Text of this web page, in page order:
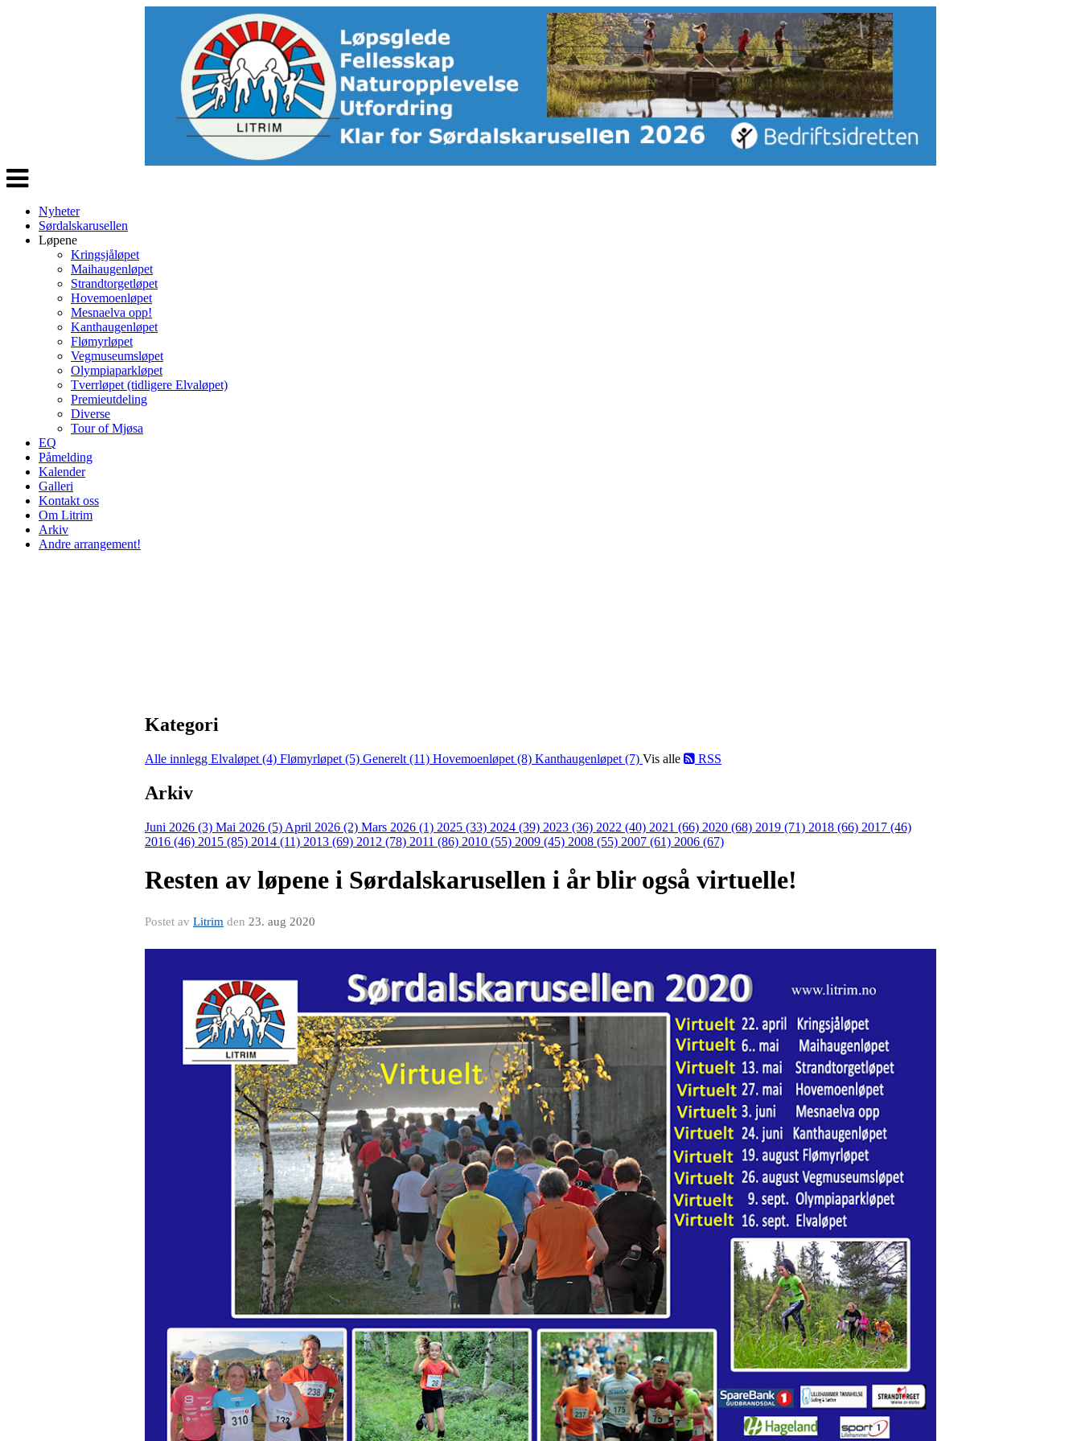
Veksle
navigasjon
Nyheter
Sørdalskarusellen
Løpene
Kringsjåløpet
Maihaugenløpet
Strandtorgetløpet
Hovemoenløpet
Mesnaelva opp!
Kanthaugenløpet
Flømyrløpet
Vegmuseumsløpet
Olympiaparkløpet
Tverrløpet (tidligere Elvaløpet)
Premieutdeling
Diverse
Tour of Mjøsa
EQ
Påmelding
Kalender
Galleri
Kontakt oss
Om Litrim
Arkiv
Andre arrangement!
Kategori
Alle innlegg Elvaløpet (4) Flømyrløpet (5) Generelt (11) Hovemoenløpet (8) Kanthaugenløpet (7) Vis alle RSS
Arkiv
Juni 2026 (3) Mai 2026 (5) April 2026 (2) Mars 2026 (1) 2025 (33) 2024 (39) 2023 (36) 2022 (40) 2021 (66) 2020 (68) 2019 (71) 2018 (66) 2017 (46)
2016 (46) 2015 (85) 2014 (11) 2013 (69) 2012 (78) 2011 (86) 2010 (55) 2009 (45) 2008 (55) 2007 (61) 2006 (67)
Resten av løpene i Sørdalskarusellen i år blir også virtuelle!
Postet av Litrim den 23. aug 2020